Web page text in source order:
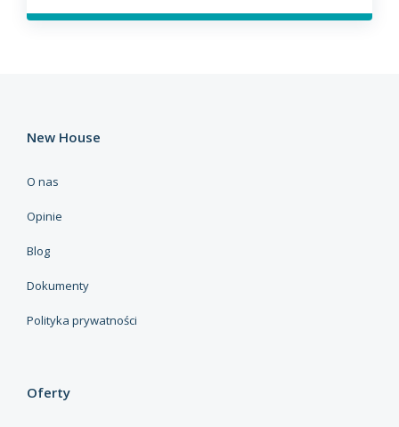
New House
O nas
Opinie
Blog
Dokumenty
Polityka prywatności
Oferty